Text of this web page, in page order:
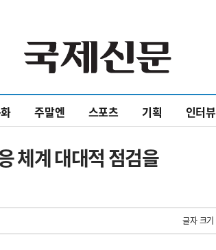
주말엔 스포츠 기획 인터뷰
체계 대대적 점검을
글자 크기